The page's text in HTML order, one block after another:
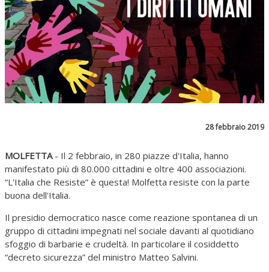
28 febbraio 2019
MOLFETTA- Il 2 febbraio, in 280 piazze d'Italia, hanno
manifestato più di 80.000 cittadini e oltre 400 associazioni.
“L'Italia che Resiste” è questa! Molfetta resiste con la parte
buona dell'Italia.
Il presidio democratico nasce come reazione spontanea di un
gruppo di cittadini impegnati nel sociale davanti al quotidiano
sfoggio di barbarie e crudeltà. In particolare il cosiddetto
“decreto sicurezza” del ministro Matteo Salvini.